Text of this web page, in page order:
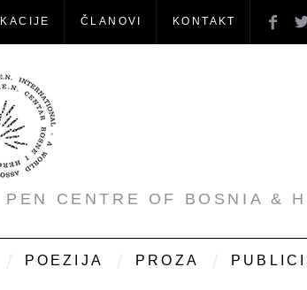
ČLANOVI KONTAKT
CENTRE OF BOSNIA &
POEZIJA PROZA